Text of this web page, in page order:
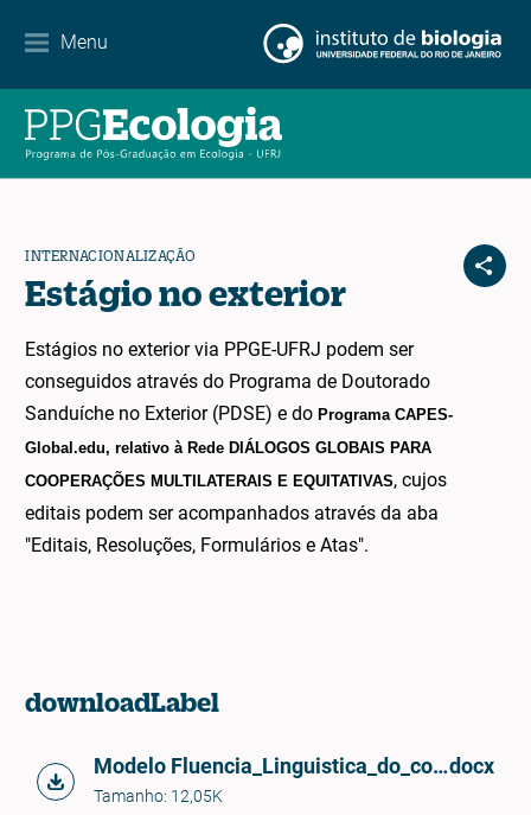
Menu
Contato
INTERNACIONALIZAÇÃO
Estágio no exterior
Estágios no exterior via PPGE-UFRJ podem ser
conseguidos através do Programa de Doutorado
Sanduíche no Exterior (PDSE) e doPrograma CAPES-
Global.edu, relativo à Rede DIÁLOGOS GLOBAIS PARA
COOPERAÇÕES MULTILATERAIS E EQUITATIVAS, cujos
editais podem ser acompanhados através da aba
"Editais, Resoluções, Formulários e Atas".
downloadLabel
Modelo Fluencia_Linguistica_do_cooorientador_no_exterior__anexo2_docx
Tamanho: 12,05K